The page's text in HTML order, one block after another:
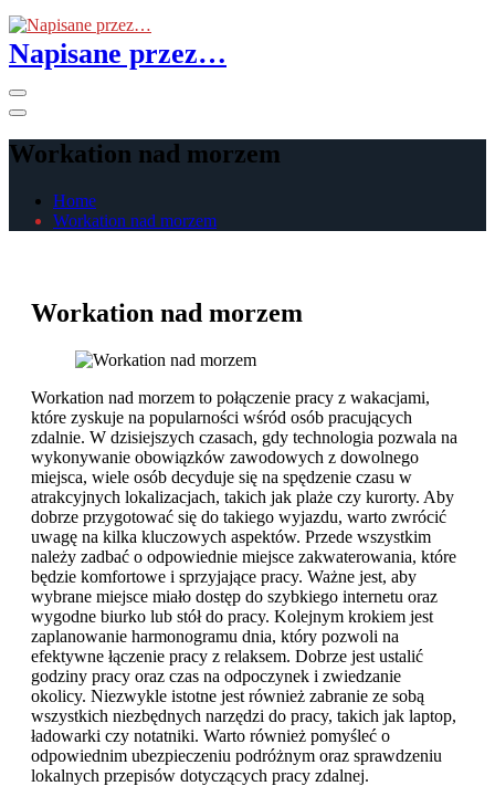
Skip
to
the
Napisane przez…
Workation nad morzem
Home
Workation nad morzem
Workation nad morzem
Workation nad morzem to połączenie pracy z wakacjami,
które zyskuje na popularności wśród osób pracujących
zdalnie. W dzisiejszych czasach, gdy technologia pozwala na
wykonywanie obowiązków zawodowych z dowolnego
miejsca, wiele osób decyduje się na spędzenie czasu w
atrakcyjnych lokalizacjach, takich jak plaże czy kurorty. Aby
dobrze przygotować się do takiego wyjazdu, warto zwrócić
uwagę na kilka kluczowych aspektów. Przede wszystkim
należy zadbać o odpowiednie miejsce zakwaterowania, które
będzie komfortowe i sprzyjające pracy. Ważne jest, aby
wybrane miejsce miało dostęp do szybkiego internetu oraz
wygodne biurko lub stół do pracy. Kolejnym krokiem jest
zaplanowanie harmonogramu dnia, który pozwoli na
efektywne łączenie pracy z relaksem. Dobrze jest ustalić
godziny pracy oraz czas na odpoczynek i zwiedzanie
okolicy. Niezwykle istotne jest również zabranie ze sobą
wszystkich niezbędnych narzędzi do pracy, takich jak laptop,
ładowarki czy notatniki. Warto również pomyśleć o
odpowiednim ubezpieczeniu podróżnym oraz sprawdzeniu
lokalnych przepisów dotyczących pracy zdalnej.